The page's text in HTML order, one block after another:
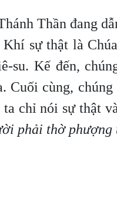
Thần đang
sự thật là
su. Kế đến,
Cuối cùng,
chỉ nói sự thật
phải thờ